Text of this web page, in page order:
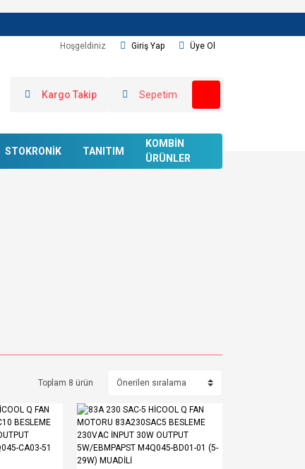
Hoşgeldiniz Giriş Yap Üye Ol
Kargo Takip Sepetim
STOKRONİK TANITIM
KOMBİN
ÜRÜNLER
Toplam 8 ürün